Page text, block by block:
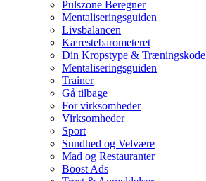
Pulszone Beregner
Mentaliseringsguiden
Livsbalancen
Kærestebarometeret
Din Kropstype & Træningskode
Mentaliseringsguiden
Trainer
Gå tilbage
For virksomheder
Virksomheder
Sport
Sundhed og Velvære
Mad og Restauranter
Boost Ads